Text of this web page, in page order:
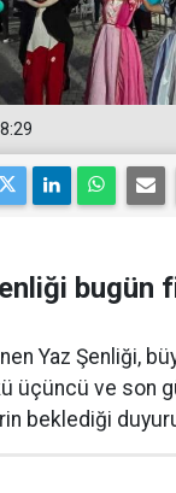
bugün
Yaz Şenliği,
üçüncü ve son
beklediği